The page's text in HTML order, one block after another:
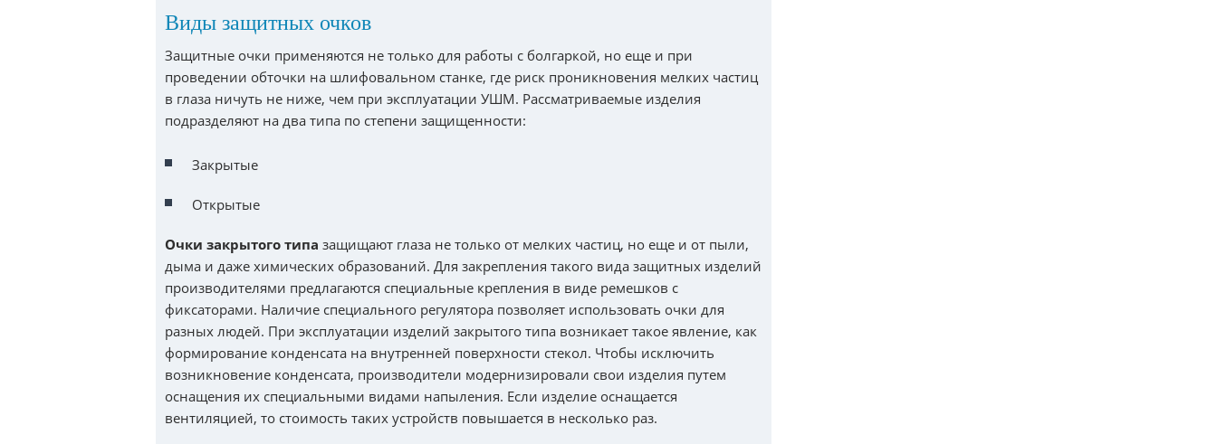
Виды защитных очков
Защитные очки применяются не только для работы с болгаркой, но еще и при
проведении обточки на шлифовальном станке, где риск проникновения мелких частиц
в глаза ничуть не ниже, чем при эксплуатации УШМ. Рассматриваемые изделия
подразделяют на два типа по степени защищенности:
Закрытые
Открытые
Очки закрытого типа защищают глаза не только от мелких частиц, но еще и от пыли,
дыма и даже химических образований. Для закрепления такого вида защитных изделий
производителями предлагаются специальные крепления в виде ремешков с
фиксаторами. Наличие специального регулятора позволяет использовать очки для
разных людей. При эксплуатации изделий закрытого типа возникает такое явление, как
формирование конденсата на внутренней поверхности стекол. Чтобы исключить
возникновение конденсата, производители модернизировали свои изделия путем
оснащения их специальными видами напыления. Если изделие оснащается
вентиляцией, то стоимость таких устройств повышается в несколько раз.